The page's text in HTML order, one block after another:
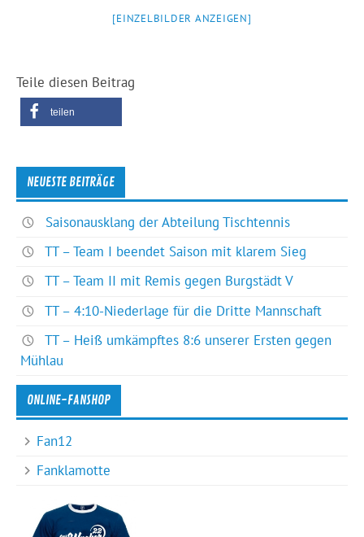
[EINZELBILDER ANZEIGEN]
Teile diesen Beitrag
teilen
NEUESTE BEITRÄGE
Saisonausklang der Abteilung Tischtennis
TT – Team I beendet Saison mit klarem Sieg
TT – Team II mit Remis gegen Burgstädt V
TT – 4:10-Niederlage für die Dritte Mannschaft
TT – Heiß umkämpftes 8:6 unserer Ersten gegen
Mühlau
ONLINE-FANSHOP
Fan12
Fanklamotte